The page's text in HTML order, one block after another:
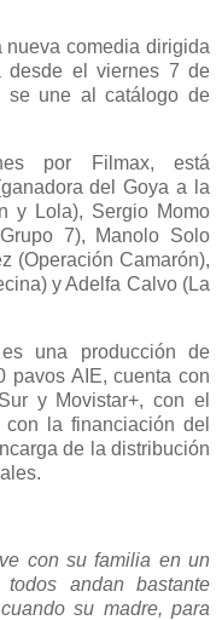
comedia dirigida
desde el viernes 7 de
se une al catálogo de
por Filmax, está
del Goya a la
y Lola), Sergio Momo
7), Manolo Solo
(Operación Camarón),
y Adelfa Calvo (La
una producción de
pavos AIE, cuenta con
y Movistar+, con el
la financiación del
de la distribución
con su familia en un
andan bastante
su madre, para